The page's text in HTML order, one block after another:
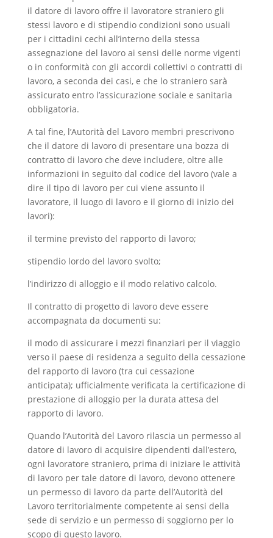
il datore di lavoro offre il lavoratore straniero gli
stessi lavoro e di stipendio condizioni sono usuali
per i cittadini cechi all’interno della stessa
assegnazione del lavoro ai sensi delle norme vigenti
o in conformità con gli accordi collettivi o contratti di
lavoro, a seconda dei casi, e che lo straniero sarà
assicurato entro l’assicurazione sociale e sanitaria
obbligatoria.
A tal fine, l’Autorità del Lavoro membri prescrivono
che il datore di lavoro di presentare una bozza di
contratto di lavoro che deve includere, oltre alle
informazioni in seguito dal codice del lavoro (vale a
dire il tipo di lavoro per cui viene assunto il
lavoratore, il luogo di lavoro e il giorno di inizio dei
lavori):
il termine previsto del rapporto di lavoro;
stipendio lordo del lavoro svolto;
l’indirizzo di alloggio e il modo relativo calcolo.
Il contratto di progetto di lavoro deve essere
accompagnata da documenti su:
il modo di assicurare i mezzi finanziari per il viaggio
verso il paese di residenza a seguito della cessazione
del rapporto di lavoro (tra cui cessazione
anticipata); ufficialmente verificata la certificazione di
prestazione di alloggio per la durata attesa del
rapporto di lavoro.
Quando l’Autorità del Lavoro rilascia un permesso al
datore di lavoro di acquisire dipendenti dall’estero,
ogni lavoratore straniero, prima di iniziare le attività
di lavoro per tale datore di lavoro, devono ottenere
un permesso di lavoro da parte dell’Autorità del
Lavoro territorialmente competente ai sensi della
sede di servizio e un permesso di soggiorno per lo
scopo di questo lavoro.